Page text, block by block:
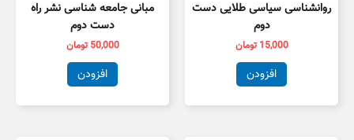
روانشناسی سیاسی طلایی دست
دوم
15,000 تومان
افزودن
مبانی جامعه شناسی نشر راه
دست دوم
50,000 تومان
افزودن